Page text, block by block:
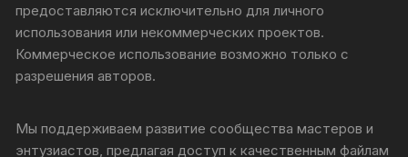
предоставляются исключительно для личного
использования или некоммерческих проектов.
Коммерческое использование возможно только с
разрешения авторов.
Мы поддерживаем развитие сообщества мастеров и
энтузиастов, предлагая доступ к качественным файлам